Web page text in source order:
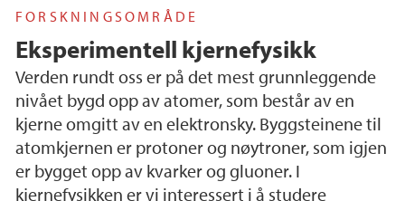
FORSKNINGSOMRÅDE
Eksperimentell kjernefysikk
Verden rundt oss er på det mest grunnleggende
nivået bygd opp av atomer, som består av en
kjerne omgitt av en elektronsky. Byggsteinene til
atomkjernen er protoner og nøytroner, som igjen
er bygget opp av kvarker og gluoner. I
kjernefysikken er vi interessert i å studere